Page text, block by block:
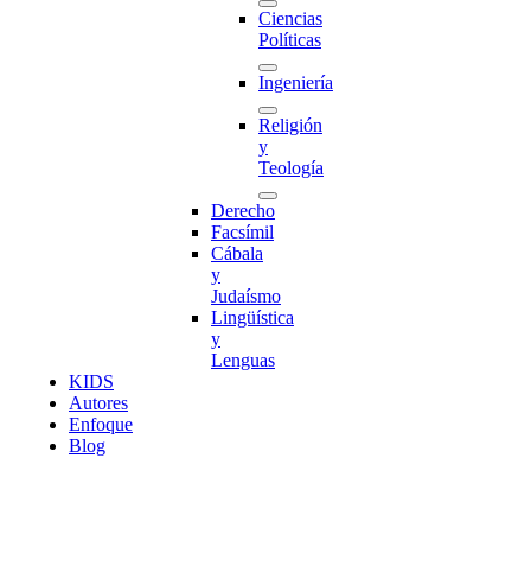
Ciencias
Políticas
Ingeniería
Religión
y
Teología
Derecho
Facsímil
Cábala
y
Judaísmo
Lingüística
y
Lenguas
KIDS
Autores
Enfoque
Blog